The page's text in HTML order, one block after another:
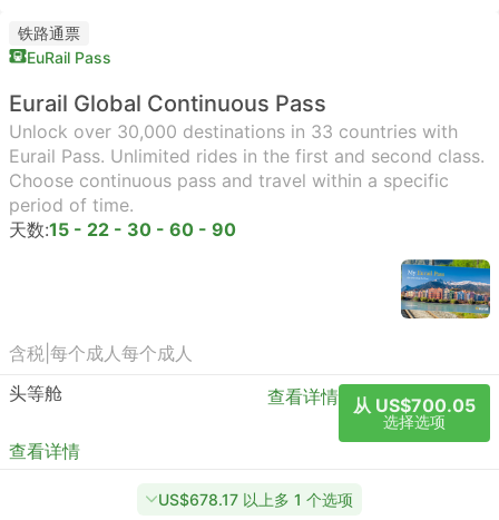
铁路通票
EuRail Pass
Eurail Global Continuous Pass
Unlock over 30,000 destinations in 33 countries with
Eurail Pass. Unlimited rides in the first and second class.
Choose continuous pass and travel within a specific
period of time.
天数:15 - 22 - 30 - 60 - 90
含税 每个成人每个成人
头等舱
查看详情 从 US$700.05
选择选项
查看详情
US$678.17 以上多 1 个选项